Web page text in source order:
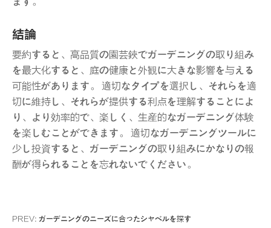
結論
要約すると、高品質の園芸鋏でガーデニングの取り組み
を最大化すると、庭の健康と外観に大きな影響を与える
可能性があります。 適切なタイプを選択し、それらを適
切に維持し、それらが提供する利点を理解することによ
り、より効率的で、楽しく、生産的なガーデニング体験
を楽しむことができます。 適切なガーデニングツールに
少し投資すると、ガーデニングの取り組みにかなりの報
酬が得られることを忘れないでください。
PREV: ガーデニングのニーズに合ったシャベルを探す